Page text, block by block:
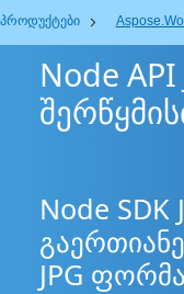
პროდუქტები
Node API
Node SDK
JPG